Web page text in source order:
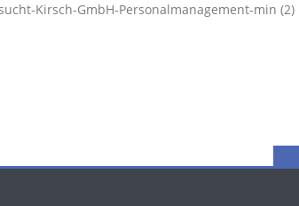
Kirsch-GmbH-Personalmanagement-min (2)